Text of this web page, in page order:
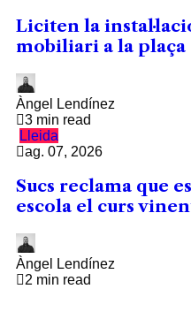
Liciten la
mobiliari a la plaça
Àngel Lendínez
3 min read
Lleida
ag. 07, 2026
Sucs reclama que
escola el curs
Àngel Lendínez
2 min read